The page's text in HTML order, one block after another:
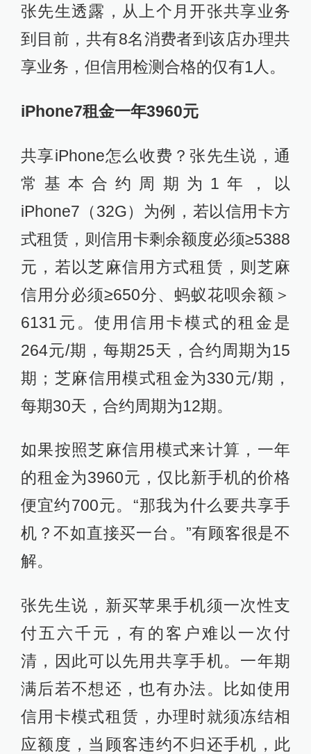
张先生透露，从上个月开张共享业务
到目前，共有8名消费者到该店办理共
享业务，但信用检测合格的仅有1人。
iPhone7租金一年3960元
共享iPhone怎么收费？张先生说，通
常基本合约周期为1年，以
iPhone7（32G）为例，若以信用卡方
式租赁，则信用卡剩余额度必须≥5388
元，若以芝麻信用方式租赁，则芝麻
信用分必须≥650分、蚂蚁花呗余额＞
6131元。使用信用卡模式的租金是
264元/期，每期25天，合约周期为15
期；芝麻信用模式租金为330元/期，
每期30天，合约周期为12期。
如果按照芝麻信用模式来计算，一年
的租金为3960元，仅比新手机的价格
便宜约700元。“那我为什么要共享手
机？不如直接买一台。”有顾客很是不
解。
张先生说，新买苹果手机须一次性支
付五六千元，有的客户难以一次付
清，因此可以先用共享手机。一年期
满后若不想还，也有办法。比如使用
信用卡模式租赁，办理时就须冻结相
应额度，当顾客违约不归还手机，此